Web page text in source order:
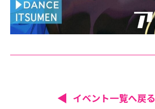
イベント一覧へ戻る